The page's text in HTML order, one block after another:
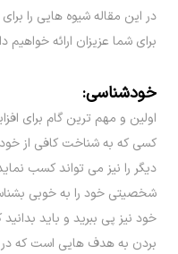
در این مقاله شیوه هایی را
برای شما عزیزان ارائه خواهیم
خودشناسی:
اولین و مهم ترین گام برای
کسی که به شناخت کافی از
دیگر را نیز می تواند کسب
شخصیتی خود را به خوبی
خود نیز پی ببرید و باید
بردن به هدف هایی است که در